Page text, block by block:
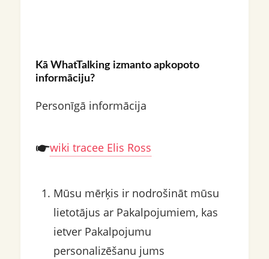
Kā WhatTalking izmanto apkopoto
informāciju?
Personīgā informācija
wiki tracee Elis Ross
Mūsu mērķis ir nodrošināt mūsu
lietotājus ar Pakalpojumiem, kas
ietver Pakalpojumu
personalizēšanu jums